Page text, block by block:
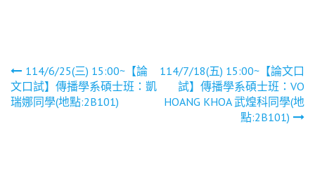
文
章
114/6/25(三) 15:00~【論
文口試】傳播學系碩士班：凱
瑞娜同學(地點:2B101)
114/7/18(五) 15:00~【論文口
試】傳播學系碩士班：VO
HOANG KHOA 武煌科同學(地
點:2B101)